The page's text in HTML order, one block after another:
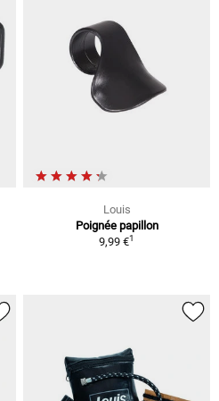
Louis
Poignée papillon
9,99 €1